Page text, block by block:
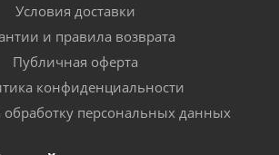
Условия доставки
и правила возврата
Публичная оферта
конфиденциальности
обработку персональных данных